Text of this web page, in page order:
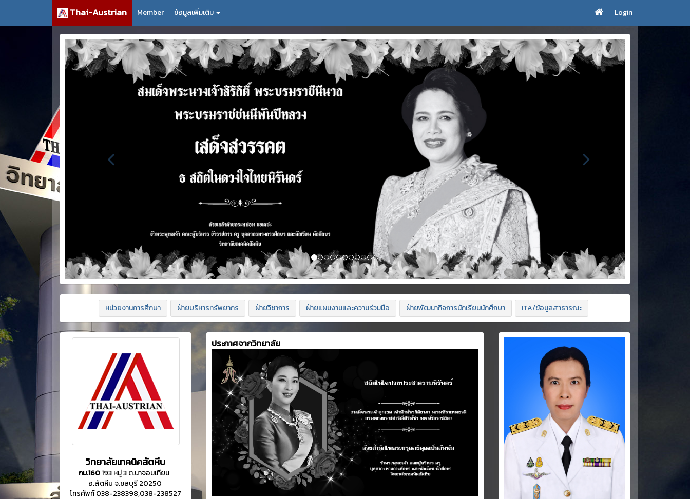
Thai-Austrian Member ข้อมูลเพิ่มเติม Login
หน่วยงานการศึกษา ฝ่ายบริหารทรัพยากร ฝ่ายวิชาการ ฝ่ายแผนงานและความร่วมมือ ฝ่ายพัฒนากิจการนักเรียนนักศึกษา ITA/ข้อมูลสาธารณะ
วิทยาลัยเทคนิคสัตหีบ
กม.160193 หมู่ 3 ต.นาจอมเทียน
อ.สัตหีบ จ.ชลบุรี 20250
โทรศัพท์ 038-238398,038-238527
ประกาศจากวิทยาลัย